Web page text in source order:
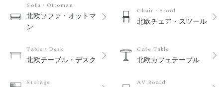
Sofa・Ottoman
北欧ソファ・オットマ
ン
Chair・Stool
北欧チェア・スツール
Table・Desk
北欧テーブル・デスク
Cafe Table
北欧カフェテーブル
Storage AV Board